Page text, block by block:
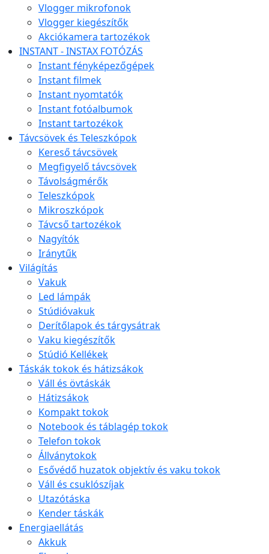
Vlogger mikrofonok
Vlogger kiegészítők
Akciókamera tartozékok
INSTANT - INSTAX FOTÓZÁS
Instant fényképezőgépek
Instant filmek
Instant nyomtatók
Instant fotóalbumok
Instant tartozékok
Távcsövek és Teleszkópok
Kereső távcsövek
Megfigyelő távcsövek
Távolságmérők
Teleszkópok
Mikroszkópok
Távcső tartozékok
Nagyítók
Iránytűk
Világítás
Vakuk
Led lámpák
Stúdióvakuk
Derítőlapok és tárgysátrak
Vaku kiegészítők
Stúdió Kellékek
Táskák tokok és hátizsákok
Váll és övtáskák
Hátizsákok
Kompakt tokok
Notebook és táblagép tokok
Telefon tokok
Állványtokok
Esővédő huzatok objektív és vaku tokok
Váll és csuklószíjak
Utazótáska
Kender táskák
Energiaellátás
Akkuk